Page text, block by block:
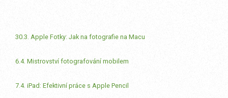
30.3. Apple Fotky: Jak na fotografie na Macu
6.4. Mistrovství fotografování mobilem
7.4. iPad: Efektivní práce s Apple Pencil